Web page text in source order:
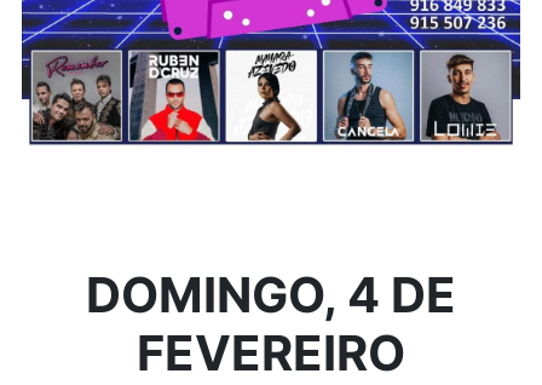
DOMINGO, 4 DE
FEVEREIRO